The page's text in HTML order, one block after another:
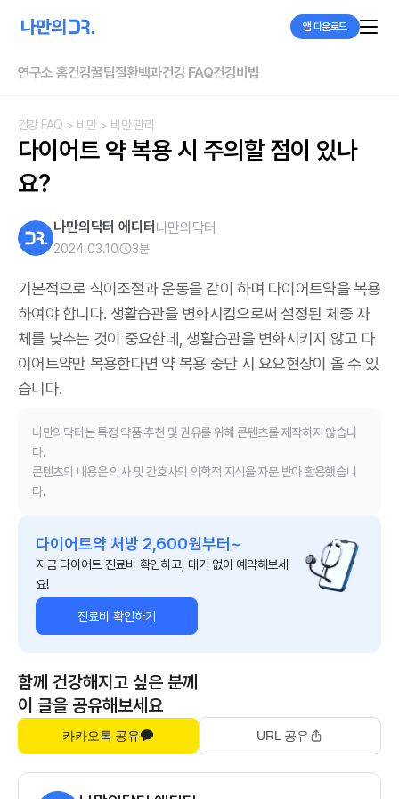
앱 다운로드
연구소 홈건강꿀팁질환백과건강 FAQ건강비법
건강 FAQ > 비만> 비만 관리
다이어트 약 복용 시 주의할 점이 있나
요?
나만의닥터 에디터 나만의닥터
2024.03.10 3분
기본적으로 식이조절과 운동을 같이 하며 다이어트약을 복용
하여야 합니다. 생활습관을 변화시킴으로써 설정된 체중 자
체를 낮추는 것이 중요한데, 생활습관을 변화시키지 않고 다
이어트약만 복용한다면 약 복용 중단 시 요요현상이 올 수 있
습니다.
나만의닥터는 특정 약품 추천 및 권유를 위해 콘텐츠를 제작하지 않습니
다.
콘텐츠의 내용은 의사 및 간호사의 의학적 지식을 자문 받아 활용했습니
다.
다이어트약 처방 2,600원부터~
지금 다이어트 진료비 확인하고, 대기 없이 예약해보세
요!
진료비 확인하기
함께 건강해지고 싶은 분께
이 글을 공유해보세요
카카오톡 공유 URL 공유